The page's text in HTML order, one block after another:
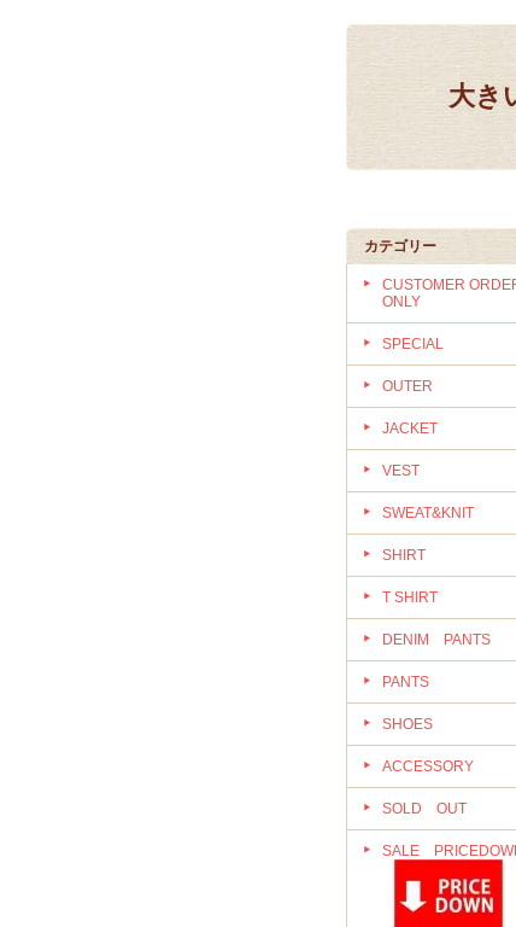
大き
カテゴリー
CUSTOMER
ONLY
SPECIAL
OUTER
JACKET
VEST
SWEAT&KNIT
SHIRT
T SHIRT
DENIM PANTS
PANTS
SHOES
ACCESSORY
SOLD OUT
SALE